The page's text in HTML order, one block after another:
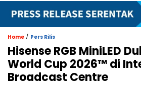
Home / Pers Rilis
Hisense RGB MiniLED
World Cup 2026™ di
Broadcast Centre